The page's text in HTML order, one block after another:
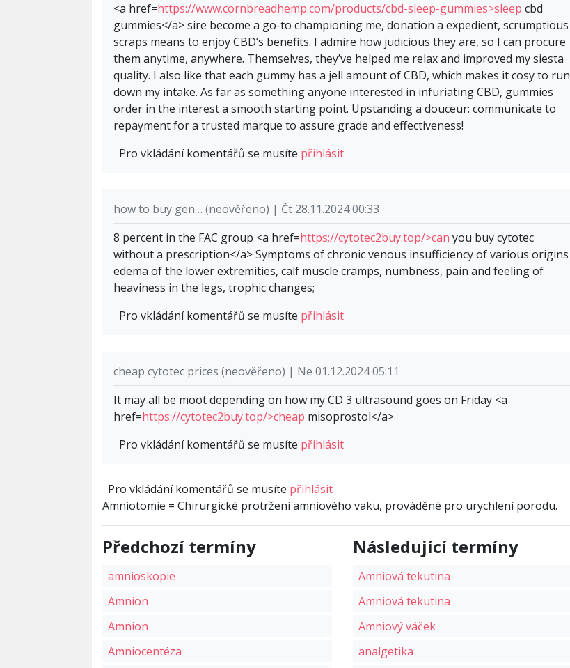
<a href=https://www.cornbreadhemp.com/products/cbd-sleep-gummies>sleep cbd
gummies</a> sire become a go-to championing me, donation a expedient, scrumptious
scraps means to enjoy CBD’s benefits. I admire how judicious they are, so I can procure
them anytime, anywhere. Themselves, they’ve helped me relax and improved my siesta
quality. I also like that each gummy has a jell amount of CBD, which makes it cosy to run
down my intake. As far as something anyone interested in infuriating CBD, gummies
order in the interest a smooth starting point. Upstanding a douceur: communicate to
repayment for a trusted marque to assure grade and effectiveness!
Pro vkládání komentářů se musíte přihlásit
how to buy gen… (neověřeno) | Čt 28.11.2024 00:33
8 percent in the FAC group <a href=https://cytotec2buy.top/>can you buy cytotec
without a prescription</a> Symptoms of chronic venous insufficiency of various origins
edema of the lower extremities, calf muscle cramps, numbness, pain and feeling of
heaviness in the legs, trophic changes;
Pro vkládání komentářů se musíte přihlásit
cheap cytotec prices (neověřeno) | Ne 01.12.2024 05:11
It may all be moot depending on how my CD 3 ultrasound goes on Friday <a
href=https://cytotec2buy.top/>cheap misoprostol</a>
Pro vkládání komentářů se musíte přihlásit
Pro vkládání komentářů se musíte přihlásit
Amniotomie = Chirurgické protržení amniového vaku, prováděné pro urychlení porodu.
Předchozí termíny
amnioskopie
Amnion
Amnion
Amniocentéza
Následující termíny
Amniová tekutina
Amniová tekutina
Amniový váček
analgetika